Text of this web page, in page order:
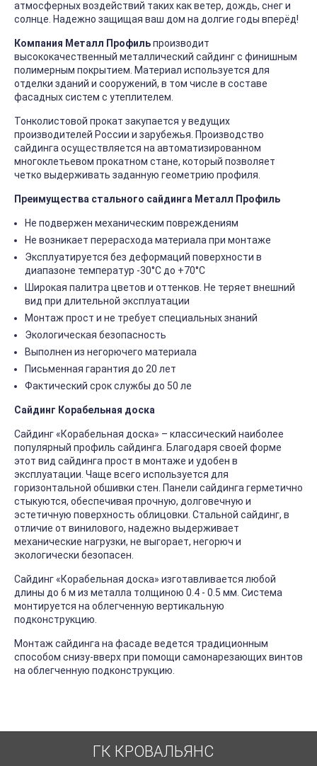
атмосферных воздействий таких как ветер, дождь, снег и
солнце. Надежно защищая ваш дом на долгие годы вперёд!
Компания Металл Профильпроизводит
высококачественный металлический сайдинг с финишным
полимерным покрытием. Материал используется для
отделки зданий и сооружений, в том числе в составе
фасадных систем с утеплителем.
Тонколистовой прокат закупается у ведущих
производителей России и зарубежья. Производство
сайдинга осуществляется на автоматизированном
многоклетьевом прокатном стане, который позволяет
четко выдерживать заданную геометрию профиля.
Преимущества стального сайдинга Металл Профиль
Не подвержен механическим повреждениям
Не возникает перерасхода материала при монтаже
Эксплуатируется без деформаций поверхности в
диапазоне температур -30°C до +70°C
Широкая палитра цветов и оттенков. Не теряет внешний
вид при длительной эксплуатации
Монтаж прост и не требует специальных знаний
Экологическая безопасность
Выполнен из негорючего материала
Письменная гарантия до 20 лет
Фактический срок службы до 50 ле
Сайдинг Корабельная доска
Сайдинг «Корабельная доска» – классический наиболее
популярный профиль сайдинга. Благодаря своей форме
этот вид сайдинга прост в монтаже и удобен в
эксплуатации. Чаще всего используется для
горизонтальной обшивки стен. Панели сайдинга герметично
стыкуются, обеспечивая прочную, долговечную и
эстетичную поверхность облицовки. Стальной сайдинг, в
отличие от винилового, надежно выдерживает
механические нагрузки, не выгорает, негорюч и
экологически безопасен.
Сайдинг «Корабельная доска» изготавливается любой
длины до 6 м из металла толщиною 0.4 - 0.5 мм. Система
монтируется на облегченную вертикальную
подконструкцию.
Монтаж сайдинга на фасаде ведется традиционным
способом снизу-вверх при помощи самонарезающих винтов
на облегченную подконструкцию.
ГК КРОВАЛЬЯНС